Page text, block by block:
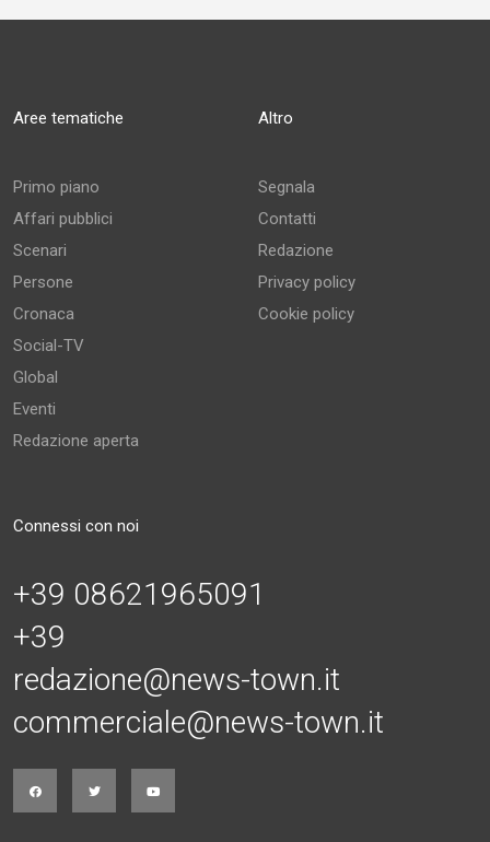
Aree tematiche
Primo piano
Affari pubblici
Scenari
Persone
Cronaca
Social-TV
Global
Eventi
Redazione aperta
Altro
Segnala
Contatti
Redazione
Privacy policy
Cookie policy
Connessi con noi
+39 08621965091
+39
redazione@news-town.it
commerciale@news-town.it